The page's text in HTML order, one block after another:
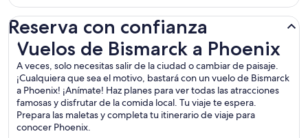
Reserva con confianza
Vuelos de Bismarck a Phoenix
A veces, solo necesitas salir de la ciudad o cambiar de paisaje.
¡Cualquiera que sea el motivo, bastará con un vuelo de Bismarck
a Phoenix! ¡Anímate! Haz planes para ver todas las atracciones
famosas y disfrutar de la comida local. Tu viaje te espera.
Prepara las maletas y completa tu itinerario de viaje para
conocer Phoenix.
Vuelos de Bismarck a Phoenix